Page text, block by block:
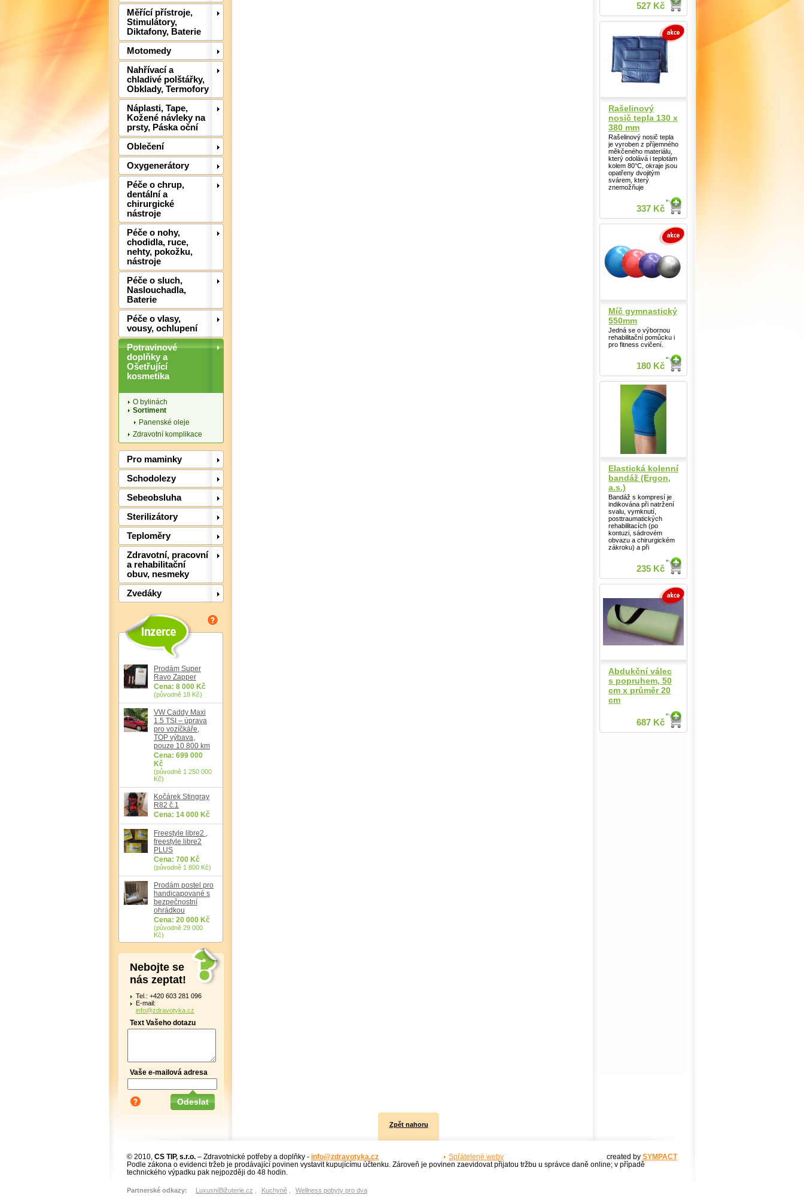
Měřící přístroje,
Stimulátory,
Diktafony, Baterie
Motomedy
Nahřívací a
chladivé polštářky,
Obklady, Termofory
Náplasti, Tape,
Kožené návleky na
prsty, Páska oční
Oblečení
Oxygenerátory
Péče o chrup,
dentální a
chirurgické
nástroje
Péče o nohy,
chodidla, ruce,
nehty, pokožku,
nástroje
Péče o sluch,
Naslouchadla,
Baterie
Péče o vlasy,
vousy, ochlupení
Potravinové
doplňky a
Ošetřující
kosmetika
O bylinách
Sortiment
Panenské oleje
Zdravotní komplikace
Pro maminky
Schodolezy
Sebeobsluha
Sterilizátory
Teploměry
Zdravotní, pracovní
a rehabilitační
obuv, nesmeky
Zvedáky
Prodám Super
Ravo Zapper
Cena: 8 000 Kč
(původně 18 Kč)
VW Caddy Maxi
1.5 TSI – úprava
pro vozíčkáře,
TOP výbava,
pouze 10 800 km
Cena: 699 000
Kč
(původně 1 250 000
Kč)
Kočárek Stingray
R82 č.1
Cena: 14 000 Kč
Freestyle libre2 ,
freestyle libre2
PLUS
Cena: 700 Kč
(původně 1 800 Kč)
Prodám postel pro
handicapované s
bezpečnostní
ohrádkou
Cena: 20 000 Kč
(původně 29 000
Kč)
Nebojte se
nás zeptat!
Tel.: +420 603 281 096
E-mail:
info@zdravotyka.cz
Text Vašeho dotazu
Vaše e-mailová adresa
527 Kč
Rašelinový
nosič tepla 130 x
380 mm
Rašelinový nosič tepla
je vyroben z příjemného
měkčeného materiálu,
který odolává i teplotám
kolem 80°C, okraje jsou
opatřeny dvojitým
svárem, který
znemožňuje
337 Kč
Míč gymnastický
550mm
Jedná se o výbornou
rehabilitační pomůcku i
pro fitness cvičení.
180 Kč
Elastická kolenní
bandáž (Ergon,
a.s.)
Bandáž s kompresí je
indikována při natržení
svalu, vymknutí,
posttraumatických
rehabilitacích (po
kontuzi, sádrovém
obvazu a chirurgickém
zákroku) a při
235 Kč
Abdukční válec
s popruhem, 50
cm x průměr 20
cm
687 Kč
Zpět nahoru
© 2010, CS TIP, s.r.o. – Zdravotnické potřeby a doplňky - info@zdravotyka.cz created by SYMPACT
Podle zákona o evidenci tržeb je prodávající povinen vystavit kupujícímu účtenku. Zároveň je povinen zaevidovat přijatou tržbu u správce daně online; v případě
technického výpadku pak nejpozději do 48 hodin.
Spřátelené weby
Partnerské odkazy: LuxusníBižuterie.cz Kuchyně Wellness pobyty pro dva